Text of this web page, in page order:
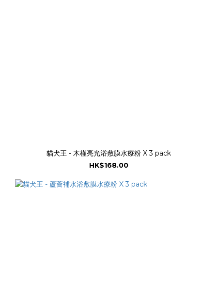
貓犬王 - 木槿亮光浴敷膜水療粉 X 3 pack
HK$168.00